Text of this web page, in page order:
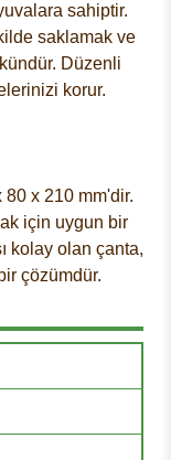
sahiptir.
saklamak ve
Düzenli
korur.
80 x 210 mm'dir.
için uygun bir
kolay olan çanta,
çözümdür.